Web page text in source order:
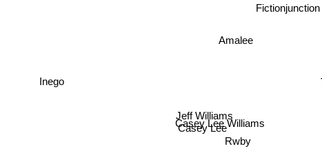
Jeff Williams
Casey Lee Williams
Rwby
Casey Lee
Amalee
Fictionjunction
Inego